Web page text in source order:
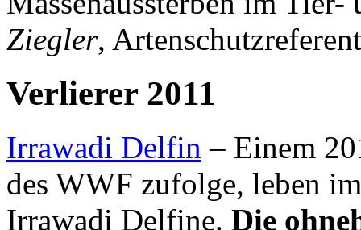
Ziegler,
Verlierer 2011
Irrawadi Delfin – Einem
des WWF zufolge, leben
Irrawadi Delfine. Die